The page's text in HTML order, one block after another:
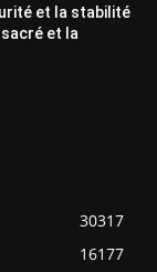
et la stabilité
sacré et la
30317
16177